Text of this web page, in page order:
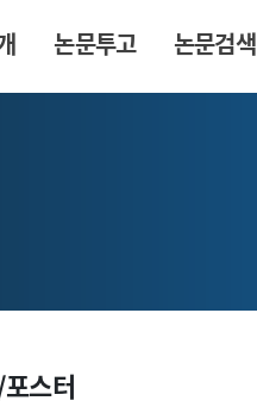
논문투고 논문검색
스터